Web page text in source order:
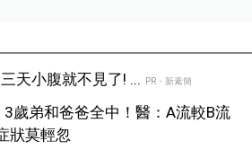
天小腹就不見了! ... PR・新素簡
歲弟和爸爸全中！醫：A流較B流
狀莫輕忽